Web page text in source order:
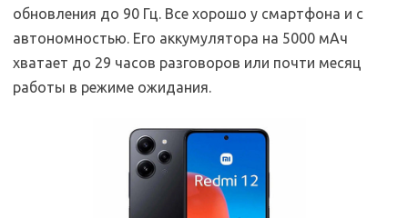
обновления до 90 Гц. Все хорошо у смартфона и с
автономностью. Его аккумулятора на 5000 мАч
хватает до 29 часов разговоров или почти месяц
работы в режиме ожидания.